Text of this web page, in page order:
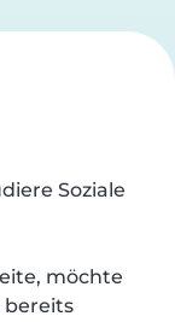
Soziale
möchte
bereits